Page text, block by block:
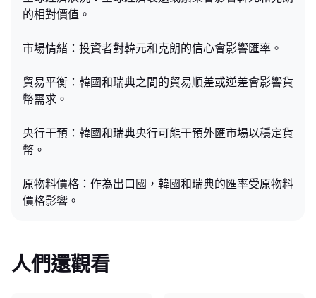
的相對價值。
市場情緒：投資者對韓元和克朗的信心會影響匯率。
貿易平衡：韓國和瑞典之間的貿易順差或逆差會影響貨
幣需求。
央行干預：韓國和瑞典央行可能干預外匯市場以穩定貨
幣。
原物料價格：作為出口國，韓國和瑞典的匯率受原物料
價格影響。
人們還觀看